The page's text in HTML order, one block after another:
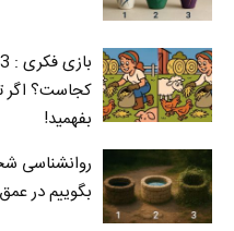
بفهمید!
روانشناسی
بگوییم در